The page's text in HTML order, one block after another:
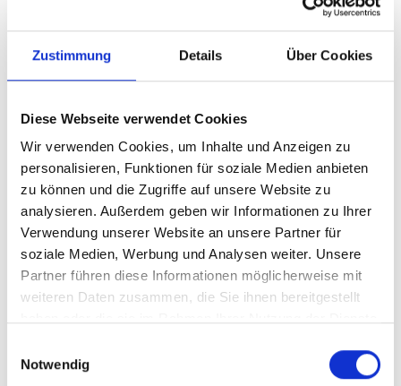
Zustimmung Details Über Cookies
Diese Webseite verwendet Cookies
Wir verwenden Cookies, um Inhalte und Anzeigen zu
personalisieren, Funktionen für soziale Medien anbieten
zu können und die Zugriffe auf unsere Website zu
analysieren. Außerdem geben wir Informationen zu Ihrer
Verwendung unserer Website an unsere Partner für
soziale Medien, Werbung und Analysen weiter. Unsere
Partner führen diese Informationen möglicherweise mit
weiteren Daten zusammen, die Sie ihnen bereitgestellt
Notwendig
Ihr Partner für optimales
Sehen in Wolfsburg
Als erster Ansprechpartner für das gute Sehen sind wir
als Augenoptiker in Wolfsburg mehr als „nur“
diejenigen, die sich um die jeweilige optisch,
anatomisch und ästhetisch perfekt auf Ihre
individuellen Wünsche und Bedürfnisse angepasste
unsere Kunden zu deren Abklärung an den Augenarzt
verweisen.